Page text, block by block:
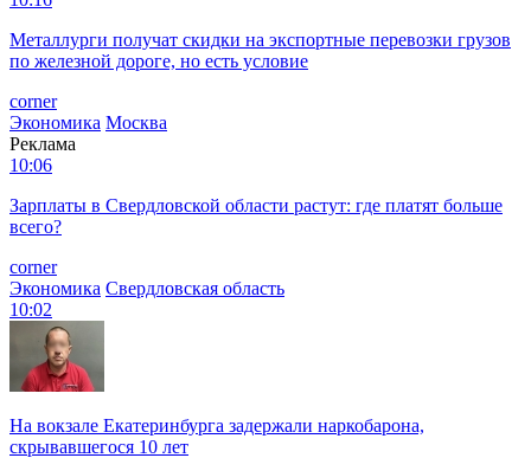
Металлурги получат скидки на экспортные перевозки грузов
по железной дороге, но есть условие
corner
Экономика Москва
Реклама
10:06
Зарплаты в Свердловской области растут: где платят больше
всего?
corner
Экономика Свердловская область
10:02
На вокзале Екатеринбурга задержали наркобарона,
скрывавшегося 10 лет